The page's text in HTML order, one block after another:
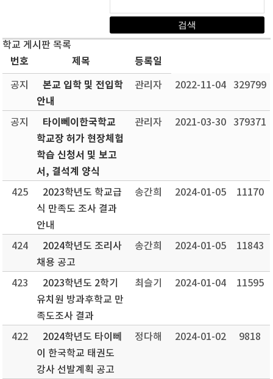
학교 게시판 목록
번호 제목 등록일
공지
본교 입학 및 전입학
안내
관리자 2022-11-04 329799
공지
타이뻬이한국학교
학교장 허가 현장체험
학습 신청서 및 보고
서, 결석계 양식
관리자 2021-03-30 379371
425
2023학년도 학교급
식 만족도 조사 결과
안내
송간희 2024-01-05 11170
424
2024학년도 조리사
채용 공고
송간희 2024-01-05 11843
423
2023학년도 2학기
유치원 방과후학교 만
족도조사 결과
최슬기 2024-01-04 11595
422
2024학년도 타이뻬
이 한국학교 태권도
강사 선발계획 공고
정다해 2024-01-02 9818